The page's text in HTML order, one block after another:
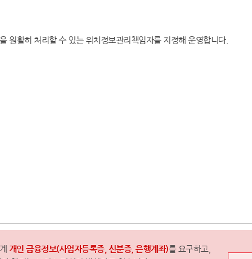
원활히 처리할 수 있는 위치정보관리책임자를 지정해 운영합니다.
개인 금융정보(사업자등록증, 신분증, 은행계좌)를 요구하고,